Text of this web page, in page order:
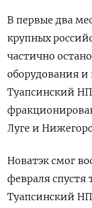
В первые два
крупных
частично
оборудования
Туапсинский
Луге и
Новатэк смог
февраля спустя
Туапсинский